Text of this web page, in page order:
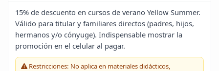
Blog
Infinito
15% de descuento en cursos de verano Yellow Summer.
Válido para titular y familiares directos (padres, hijos,
hermanos y/o cónyuge). Indispensable mostrar la
promoción en el celular al pagar.
Restricciones: No aplica en materiales didácticos,